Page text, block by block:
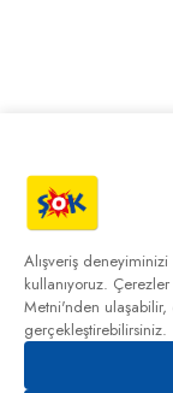
Alışveriş
kullanıyoruz.
Metni'nden
gerçekleştirebilirsiniz.